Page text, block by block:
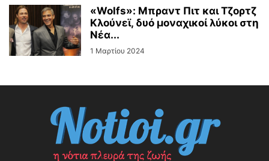
«Wolfs»: Μπραντ Πιτ και Τζορτζ
Κλούνεϊ, δυό μοναχικοί λύκοι στη
Νέα...
1 Μαρτίου 2024